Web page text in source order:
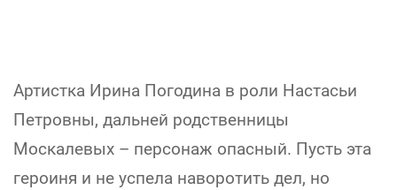
Артистка Ирина Погодина в роли Настасьи
Петровны, дальней родственницы
Москалевых – персонаж опасный. Пусть эта
героиня и не успела наворотить дел, но